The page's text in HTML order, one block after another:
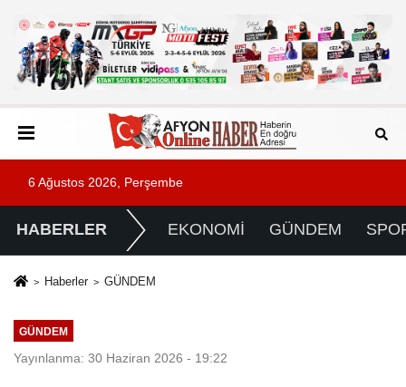
6 Ağustos 2026, Perşembe
HABERLER EKONOMİ GÜNDEM
Haberler GÜNDEM
GÜNDEM
Yayınlanma: 30 Haziran 2026 - 19:22